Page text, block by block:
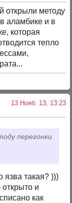
открыли методу
аламбике и в
которая
тепло
13 Нояб. 13, 13:23
перегонки
язва такая? )))
открыто и
как